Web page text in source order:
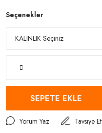
Seçenekler
SEPETE EKLE
Yorum Yaz Tavsiye Et